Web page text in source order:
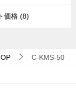
価格 (8)
C-KMS-50